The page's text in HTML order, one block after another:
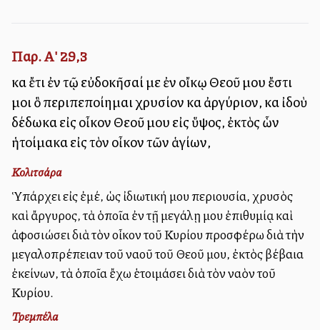
Παρ. Α' 29,3
καὶ ἔτι ἐν τῷ εὐδοκῆσαί με ἐν οἴκῳ Θεοῦ μου ἔστι
μοι ὃ περιπεποίημαι χρυσίον καὶ ἀργύριον, καὶ ἰδοὺ
δέδωκα εἰς οἶκον Θεοῦ μου εἰς ὕψος, ἐκτὸς ὧν
ἡτοίμακα εἰς τὸν οἶκον τῶν ἁγίων,
Κολιτσάρα
Ὑπάρχει εἰς ἐμέ, ὡς ἰδιωτική μου περιουσία, χρυσὸς
καὶ ἄργυρος, τὰ ὁποῖα ἐν τῇ μεγάλῃ μου ἐπιθυμίᾳ καὶ
ἀφοσιώσει διὰ τὸν οἶκον τοῦ Κυρίου προσφέρω διὰ τὴν
μεγαλοπρέπειαν τοῦ ναοῦ τοῦ Θεοῦ μου, ἐκτὸς βέβαια
ἐκείνων, τὰ ὁποῖα ἔχω ἑτοιμάσει διὰ τὸν ναὸν τοῦ
Κυρίου.
Τρεμπέλα